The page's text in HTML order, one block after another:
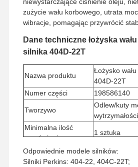
zużycie wału korbowego, utrata
wibracje, pomagając przywrócić
Dane techniczne łożyska
silnika 404D-22T
Nazwa produktu
Łożysko
404D-22T
Numer części
198586140
Tworzywo
Odlew/kuty
wytrzymałości
Minimalna ilość
zamówienia
1 sztuka
Metoda płatności
Western
Sposób wysyłki
UPS/DHL/
Odpowiednie modele silników:
Silniki Perkins: 404-22, 404C-22T;